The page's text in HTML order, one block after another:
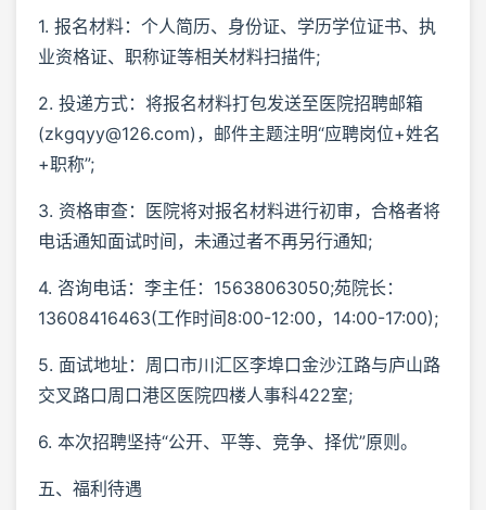
1. 报名材料：个人简历、身份证、学历学位证书、执
业资格证、职称证等相关材料扫描件;
2. 投递方式：将报名材料打包发送至医院招聘邮箱
(zkgqyy@126.com)，邮件主题注明“应聘岗位+姓名
+职称”;
3. 资格审查：医院将对报名材料进行初审，合格者将
电话通知面试时间，未通过者不再另行通知;
4. 咨询电话：李主任：15638063050;苑院长：
13608416463(工作时间8:00-12:00，14:00-17:00);
5. 面试地址：周口市川汇区李埠口金沙江路与庐山路
交叉路口周口港区医院四楼人事科422室;
6. 本次招聘坚持“公开、平等、竞争、择优”原则。
五、福利待遇